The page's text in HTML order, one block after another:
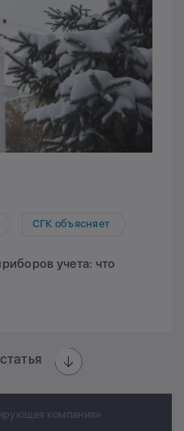
СГК объясняет
учета: что
компания»